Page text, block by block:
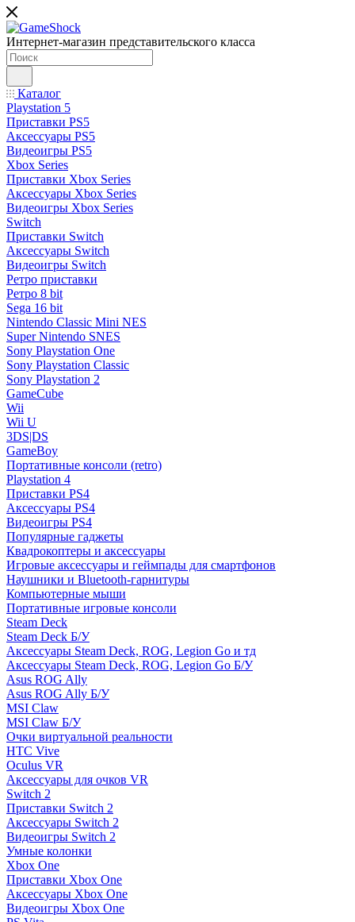
Интернет-магазин представительского класса
Каталог
Playstation 5
Приставки PS5
Аксессуары PS5
Видеоигры PS5
Xbox Series
Приставки Xbox Series
Аксессуары Xbox Series
Видеоигры Xbox Series
Switch
Приставки Switch
Аксессуары Switch
Видеоигры Switch
Ретро приставки
Ретро 8 bit
Sega 16 bit
Nintendo Classic Mini NES
Super Nintendo SNES
Sony Playstation One
Sony Playstation Classic
Sony Playstation 2
GameCube
Wii
Wii U
3DS|DS
GameBoy
Портативные консоли (retro)
Playstation 4
Приставки PS4
Аксессуары PS4
Видеоигры PS4
Популярные гаджеты
Квадрокоптеры и аксессуары
Игровые аксессуары и геймпады для смартфонов
Наушники и Bluetooth-гарнитуры
Компьютерные мыши
Портативные игровые консоли
Steam Deck
Steam Deck Б/У
Аксессуары Steam Deck, ROG, Legion Go и тд
Аксессуары Steam Deck, ROG, Legion Go Б/У
Asus ROG Ally
Asus ROG Ally Б/У
MSI Claw
MSI Claw Б/У
Очки виртуальной реальности
HTC Vive
Oculus VR
Аксессуары для очков VR
Switch 2
Приставки Switch 2
Аксессуары Switch 2
Видеоигры Switch 2
Умные колонки
Xbox One
Приставки Xbox One
Аксессуары Xbox One
Видеоигры Xbox One